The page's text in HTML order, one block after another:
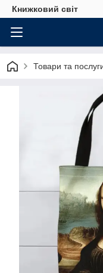
Книжковий світ
Товари та